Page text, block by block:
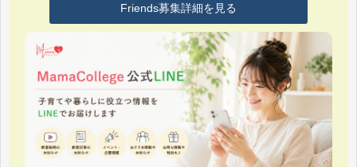
Friends募集詳細を見る